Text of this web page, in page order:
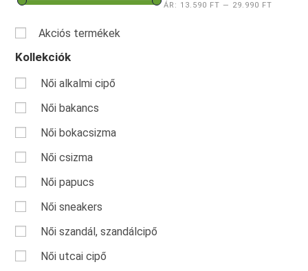
ÁR: 13.590 FT — 29.990 FT
Akciós termékek
Kollekciók
Női alkalmi cipő
Női bakancs
Női bokacsizma
Női csizma
Női papucs
Női sneakers
Női szandál, szandálcipő
Női utcai cipő